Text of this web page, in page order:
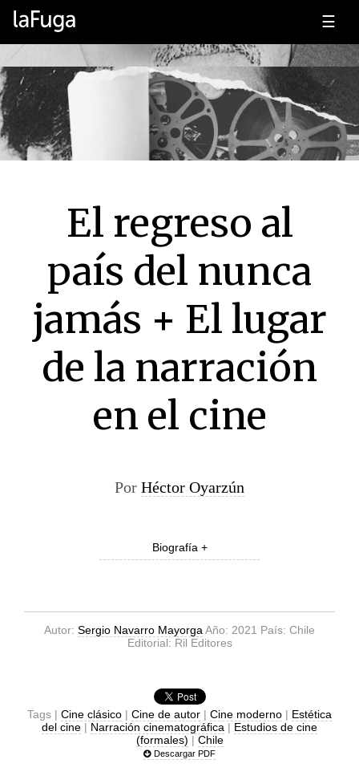
☰
El regreso al
país del nunca
jamás + El lugar
de la narración
en el cine
Por Héctor Oyarzún
Biografía +
Autor: Sergio Navarro Mayorga Año: 2021 País: Chile
Editorial: Ril Editores
Tags | Cine clásico | Cine de autor | Cine moderno | Estética
del cine | Narración cinematográfica | Estudios de cine
(formales) | Chile
Descargar PDF